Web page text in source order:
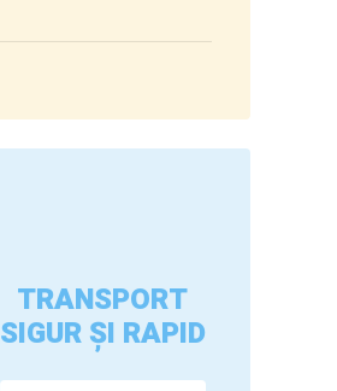
TRANSPORT
SIGUR ȘI RAPID